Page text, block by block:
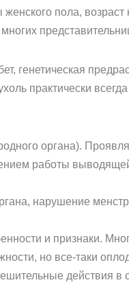
пола, возраст
генетическая
практически
органа).
работы
нарушение
и признаки.
но все-таки
действия в